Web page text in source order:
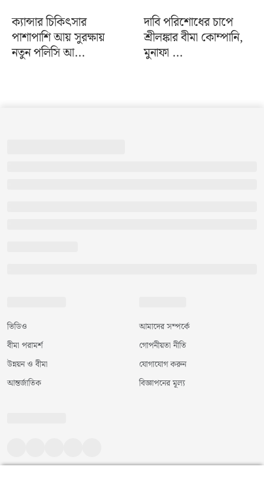
ক্যান্সার চিকিৎসার
পাশাপাশি আয় সুরক্ষায়
নতুন পলিসি আ...
দাবি পরিশোধের চাপে
শ্রীলঙ্কার বীমা কোম্পানি,
মুনাফা ...
ভিডিও
বীমা পরামর্শ
উন্নয়ন ও বীমা
আন্তর্জাতিক
আমাদের সম্পর্কে
গোপনীয়তা নীতি
যোগাযোগ করুন
বিজ্ঞাপনের মূল্য